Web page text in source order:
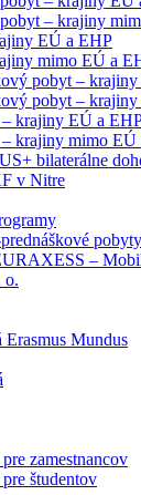
– krajiny
EÚ a EHP
mimo EÚ a
pobyt –
pobyt –
– krajiny EÚ a
– krajiny mimo EÚ
bilaterálne
v Nitre
pobyty
–
o.
Erasmus Mundus
zamestnancov
študentov